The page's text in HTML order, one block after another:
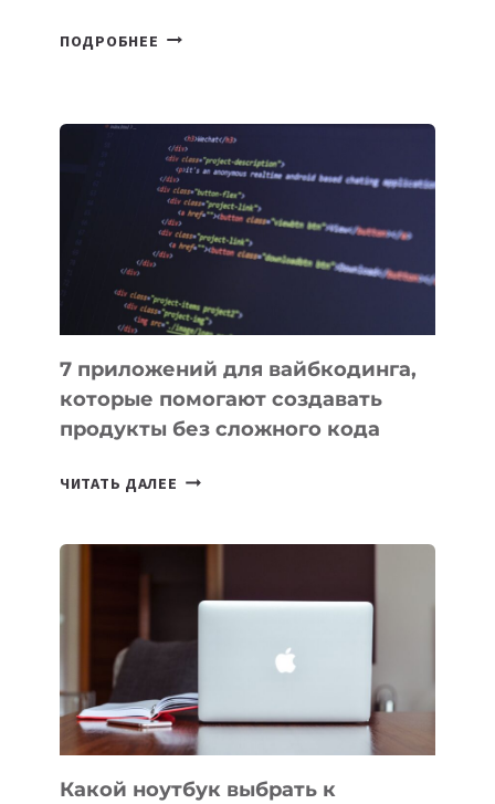
ПОДРОБНЕЕ В
О
ВЕНЧУРНОМ
ФИНАНСИРОВАНИИ
7 приложений для вайбкодинга,
которые помогают создавать
продукты без сложного кода
ЧИТАТЬ ДАЛЕЕ 7
ПОМОГАЮТ
СОЗДАВАТЬ
БЕЗ
СЛОЖНОГО
КОДА
Какой ноутбук выбрать к